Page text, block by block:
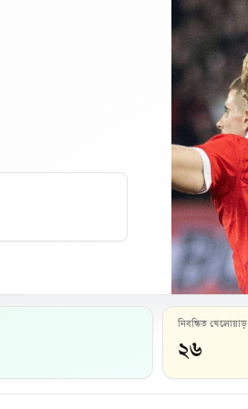
নিবন্ধিত খেলোয়াড়
২৬